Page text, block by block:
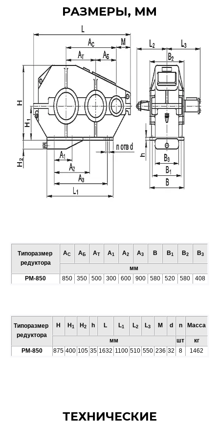
РАЗМЕРЫ, ММ
Типоразмер
редуктора
АC АБ АT А1 А2 А3 В В1 В2 В3
мм
РМ-850
850 350 500 300 600 900 580 520 580 408
Типоразмер
редуктора
Н Н 1 Н 2 h L L1 L2 L3 M d n Масса
мм шт
кг
РМ-850
875 400 105 35 1632 1100 510 550 236 32 8 1462
ТЕХНИЧЕСКИЕ